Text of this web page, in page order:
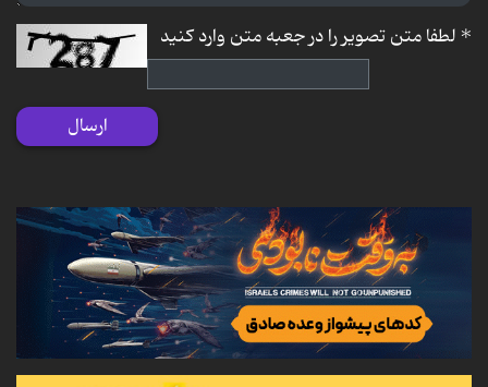
*لطفا متن تصویر را در جعبه متن وارد کنید
ارسال